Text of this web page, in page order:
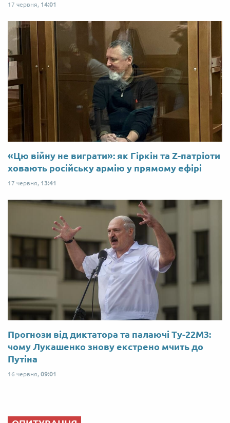
17 червня, 14:01
«Цю війну не виграти»: як Гіркін та Z-патріоти
ховають російську армію у прямому ефірі
17 червня, 13:41
Прогнози від диктатора та палаючі Ту-22М3:
чому Лукашенко знову екстрено мчить до
Путіна
16 червня, 09:01